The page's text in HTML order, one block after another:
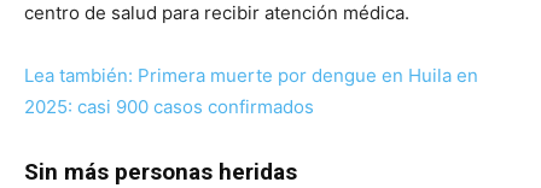
centro de salud para recibir atención médica.
Lea también: Primera muerte por dengue en Huila en
2025: casi 900 casos confirmados
Sin más personas heridas